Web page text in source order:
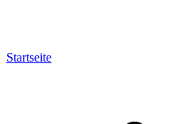
Startseite